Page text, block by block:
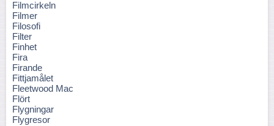
Filmcirkeln
Filmer
Filosofi
Filter
Finhet
Fira
Firande
Fittjamålet
Fleetwood Mac
Flört
Flygningar
Flygresor